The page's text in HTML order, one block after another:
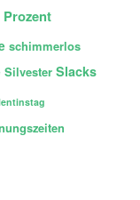
Prozent
schimmerlos
Silvester Slacks